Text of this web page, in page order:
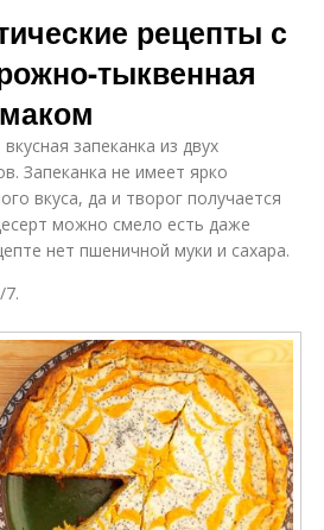
рецепты с
тыквенная
запеканка из двух
Запеканка не имеет ярко
вкуса, да и творог получается
можно смело есть даже
нет пшеничной муки и сахара.